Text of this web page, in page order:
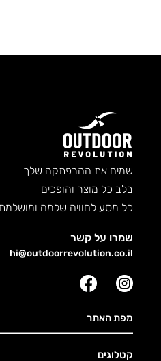
Salomon
גופייה Cross Run
₪ 119
–
₪179